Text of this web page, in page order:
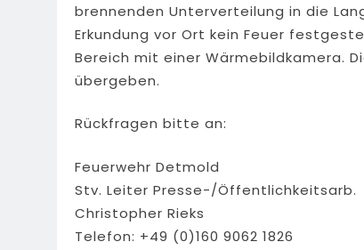
brennenden Unterverteilung in die
Erkundung vor Ort kein Feuer
Bereich mit einer Wärmebildkamera.
übergeben.
Rückfragen bitte an:
Feuerwehr Detmold
Stv. Leiter Presse-/Öffentlichkeitsarb.
Christopher Rieks
Telefon: +49 (0)160 9062 1826